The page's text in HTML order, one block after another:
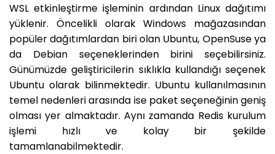
WSL etkinleştirme işleminin ardından Linux dağıtımı
yüklenir. Öncelikli olarak Windows mağazasından
popüler dağıtımlardan biri olan Ubuntu, OpenSuse ya
da Debian seçeneklerinden birini seçebilirsiniz.
Günümüzde geliştiricilerin sıklıkla kullandığı seçenek
Ubuntu olarak bilinmektedir. Ubuntu kullanılmasının
temel nedenleri arasında ise paket seçeneğinin geniş
olması yer almaktadır. Aynı zamanda Redis kurulum
işlemi hızlı ve kolay bir şekilde
tamamlanabilmektedir.